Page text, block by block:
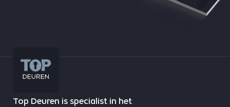
Top Deuren is specialist in het